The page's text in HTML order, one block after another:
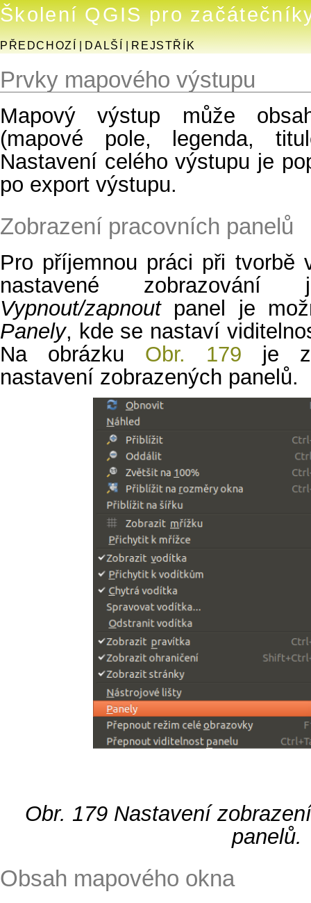
Školení QGIS pro
PŘEDCHOZÍ DALŠÍ REJSTŘÍK
Prvky mapového výstupu
Mapový výstup může
(mapové pole, legenda,
Nastavení celého výstupu je
po export výstupu.
Zobrazení pracovních panelů
Pro příjemnou práci při tvorbě
nastavené zobrazování
Vypnout/zapnoutpanel je
Panely, kde se nastaví
Na obrázku Obr. 179 je
nastavení zobrazených panelů.
Obr. 179 Nastavení
panelů.
Obsah mapového okna